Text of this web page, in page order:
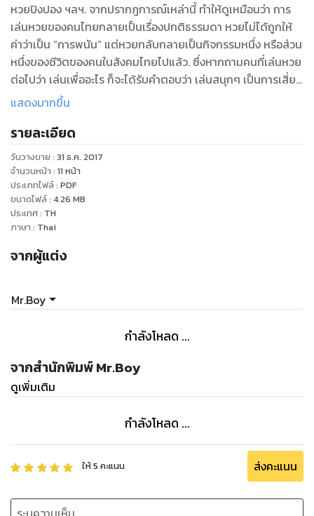
หวยปิงปอง ฯลฯ. จากปรากฎการณ์เหล่านี้ ทำให้ดูเหมือนว่า การ
เล่นหวยของคนไทยกลายเป็นเรื่องปกติธรรมดา หวยไม่ได้ถูกให้
ค่าว่าเป็น “การพนัน” แต่หวยกลับกลายเป็นกิจกรรมหนึ่ง หรือส่วน
หนึ่งของชีวิตของคนในสังคมไทยไปแล้ว. ซึ่งหากถามคนที่เล่นหวย
ต่อไปว่า เล่นเพื่ออะไร ก็จะได้รับคำตอบว่า เล่นสนุกๆ เป็นการเสี่ยง
โชคแบบง่ายๆ
เรียกหวยยี่กี่กัน โดนเพื่อนๆสามารถทำตามได้ง่าย และได้กำไล
จากการเล่นหวยปิงปองแน่นอน
แสดงมากขึ้น
รายละเอียด
วันวางขาย : 31 ธ.ค. 2017
จำนวนหน้า : 11 หน้า
ประเภทไฟล์: PDF
ขนาดไฟล์: 4.26 MB
ประเทศ: TH
ภาษา : Thai
จากผู้แต่ง
Mr.Boy
กำลังโหลด ...
จากสำนักพิมพ์ Mr.Boy
ดูเพิ่มเติม
กำลังโหลด ...
ให้5 คะแนน ส่งคะแนน